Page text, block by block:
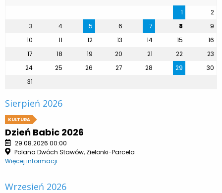
1
2
3
4 5 6 7 8
9
10
11 12 13 14 15
16
17
18 19 20 21 22
23
24
25 26 27 28 29
30
31
Sierpień 2026
KULTURA
Dzień Babic 2026
29.08.2026 00:00
Polana Dwóch Stawów, Zielonki-Parcela
Więcej informacji
Wrzesień 2026